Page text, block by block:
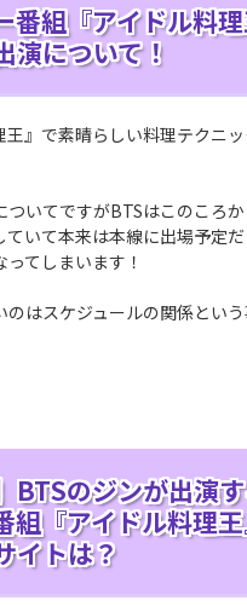
番組『アイドル料理
演について！
』で素晴らしい料理テクニ
ついてですがBTSはこのころ
ていて本来は本線に出場予定
てしまいます！
はスケジュールの関係という
BTSのジンが出演
組『アイドル料理
イトは？